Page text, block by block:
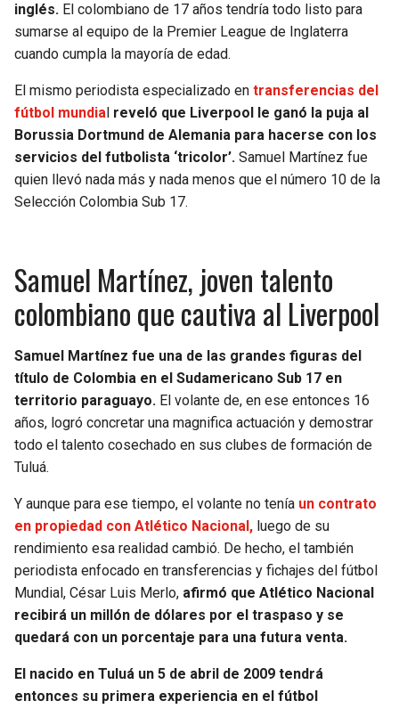
SAINTS
BUCCANEERS
inglés. El colombiano de 17 años tendría todo listo para
sumarse al equipo de la Premier League de Inglaterra
cuando cumpla la mayoría de edad.
El mismo periodista especializado en transferencias del
fútbol mundia reveló que Liverpool le ganó la puja al
Borussia Dortmund de Alemania para hacerse con los
servicios del futbolista ‘tricolor’. Samuel Martínez fue
quien llevó nada más y nada menos que el número 10 de la
Selección Colombia Sub 17.
Samuel Martínez, joven talento
colombiano que cautiva al Liverpool
Samuel Martínez fue una de las grandes figuras del
título de Colombia en el Sudamericano Sub 17 en
territorio paraguayo. El volante de, en ese entonces 16
años, logró concretar una magnifica actuación y demostrar
todo el talento cosechado en sus clubes de formación de
Tuluá.
Y aunque para ese tiempo, el volante no tenía un contrato
en propiedad con Atlético Nacional, luego de su
rendimiento esa realidad cambió. De hecho, el también
periodista enfocado en transferencias y fichajes del fútbol
Mundial, César Luis Merlo, afirmó que Atlético Nacional
recibirá un millón de dólares por el traspaso y se
quedará con un porcentaje para una futura venta.
El nacido en Tuluá un 5 de abril de 2009 tendrá
entonces su primera experiencia en el fútbol